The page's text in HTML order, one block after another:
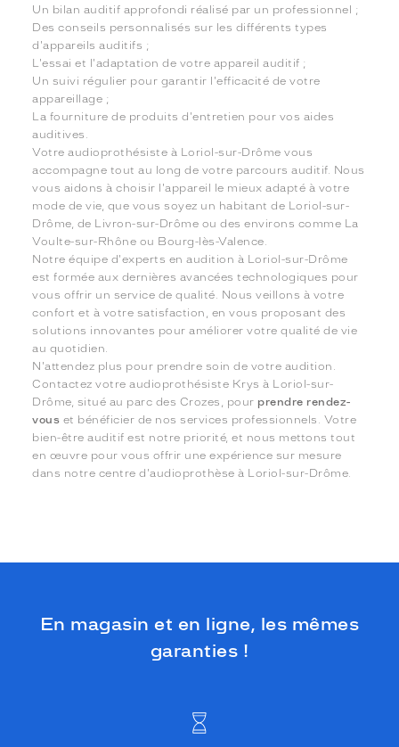
Un bilan auditif approfondi réalisé par un professionnel ;
Des conseils personnalisés sur les différents types
d'appareils auditifs ;
L'essai et l'adaptation de votre appareil auditif ;
Un suivi régulier pour garantir l'efficacité de votre
appareillage ;
La fourniture de produits d'entretien pour vos aides
auditives.
Votre audioprothésiste à Loriol-sur-Drôme vous
accompagne tout au long de votre parcours auditif. Nous
vous aidons à choisir l'appareil le mieux adapté à votre
mode de vie, que vous soyez un habitant de Loriol-sur-
Drôme, de Livron-sur-Drôme ou des environs comme La
Voulte-sur-Rhône ou Bourg-lès-Valence.
Notre équipe d'experts en audition à Loriol-sur-Drôme
est formée aux dernières avancées technologiques pour
vous offrir un service de qualité. Nous veillons à votre
confort et à votre satisfaction, en vous proposant des
solutions innovantes pour améliorer votre qualité de vie
au quotidien.
N'attendez plus pour prendre soin de votre audition.
Contactez votre audioprothésiste Krys à Loriol-sur-
Drôme, situé au parc des Crozes, pour prendre rendez-
vous et bénéficier de nos services professionnels. Votre
bien-être auditif est notre priorité, et nous mettons tout
en œuvre pour vous offrir une expérience sur mesure
dans notre centre d'audioprothèse à Loriol-sur-Drôme.
En magasin et en ligne, les mêmes
garanties !